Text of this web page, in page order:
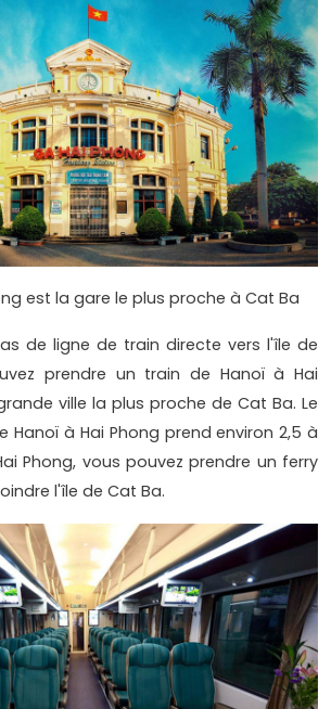
est la gare le plus proche à Cat Ba
de ligne de train directe vers l'île de
prendre un train de Hanoï à Hai
ville la plus proche de Cat Ba. Le
Hanoï à Hai Phong prend environ 2,5 à
Phong, vous pouvez prendre un ferry
l'île de Cat Ba.